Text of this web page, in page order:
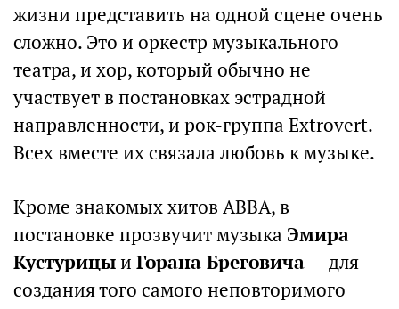
жизни представить на одной сцене очень
сложно. Это и оркестр музыкального
театра, и хор, который обычно не
участвует в постановках эстрадной
направленности, и рок-группа Extrovert.
Всех вместе их связала любовь к музыке.
Кроме знакомых хитов ABBA, в
постановке прозвучит музыка Эмира
Кустурицыи Горана Бреговича— для
создания того самого неповторимого